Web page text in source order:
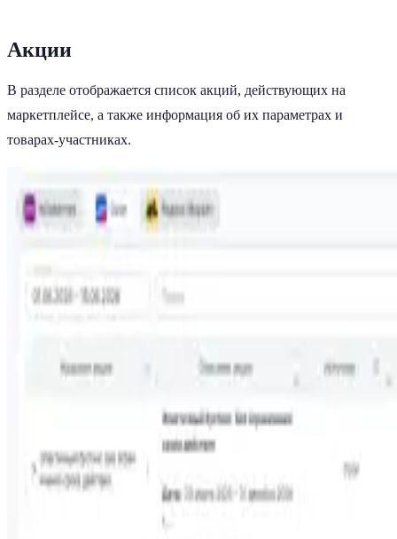
Акции
В разделе отображается список акций, действующих на
маркетплейсе, а также информация об их параметрах и
товарах-участниках.